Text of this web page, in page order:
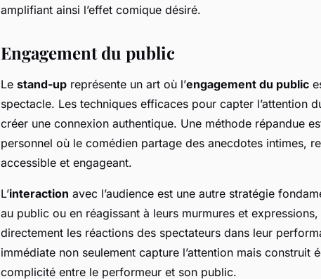
amplifiant ainsi l’effet comique désiré.
Engagement du public
Le stand-up représente un art où l’engagement du public
spectacle. Les techniques efficaces pour capter l’attention
créer une connexion authentique. Une méthode répandue
personnel où le comédien partage des anecdotes intimes,
accessible et engageant.
L’interaction avec l’audience est une autre stratégie
au public ou en réagissant à leurs murmures et
directement les réactions des spectateurs dans leur
immédiate non seulement capture l’attention mais construit
complicité entre le performeur et son public.